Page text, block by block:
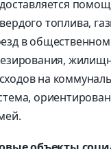
топлива,
в
на